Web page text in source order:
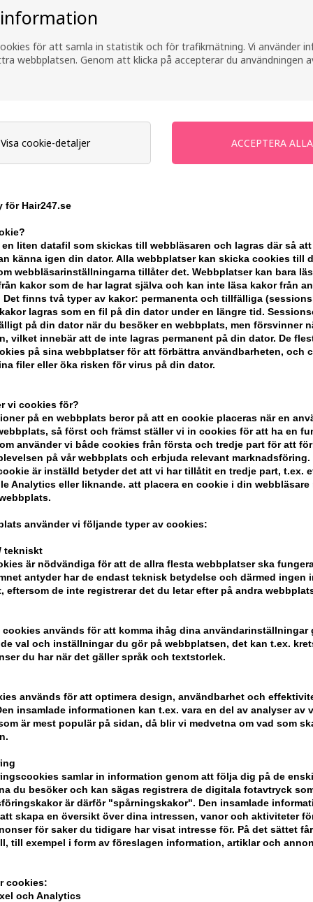
för att samla in statistik och för trafikmätning. Vi använder
webbplatsen. Genom att klicka på accepterar du användningen
Visa cookie-detaljer
för Hair247.se
en liten datafil som skickas till webbläsaren och lagras där så att
känna igen din dator. Alla webbplatser kan skicka cookies till
webbläsarinställningarna tillåter det. Webbplatser kan bara
kakor som de har lagrat själva och kan inte läsa kakor från
Det finns två typer av kakor: permanenta och tillfälliga
lagras som en fil på din dator under en längre tid.
på din dator när du besöker en webbplats, men försvinner
vilket innebär att de inte lagras permanent på din dator. De
på sina webbplatser för att förbättra användbarheten, och
filer eller öka risken för virus på din dator.
vi cookies för?
på en webbplats beror på att en cookie placeras när en
så först och främst ställer vi in ​​cookies för att ha en
använder vi både cookies från första och tredje part för att
på vår webbplats och erbjuda relevant marknadsföring.
är inställd betyder det att vi har tillåtit en tredje part, t.ex.
Analytics eller liknande. att placera en cookie i din webbläsare
använder vi följande typer av cookies:
tekniskt
är nödvändiga för att de allra flesta webbplatser ska
antyder har de endast teknisk betydelse och därmed ingen
eftersom de inte registrerar det du letar efter på andra
används för att komma ihåg dina användarinställningar
val och inställningar du gör på webbplatsen, det kan t.ex.
du har när det gäller språk och textstorlek.
används för att optimera design, användbarhet och
insamlade informationen kan t.ex. vara en del av analyser av
är mest populär på sidan, då blir vi medvetna om vad som
samlar in information genom att följa dig på de
du besöker och kan sägas registrera de digitala fotavtryck
är därför "spårningskakor". Den insamlade
skapa en översikt över dina intressen, vanor och aktiviteter
för saker du tidigare har visat intresse för. På det sättet
till exempel i form av föreslagen information, artiklar och
cookies:
och Analytics
286,00
SEK
589,00
Vie for
Parfum
Hugo BOSS Orange Eau de
Hugo
Scent Eau
Her Eau de Parfum 30ml
707,00 SEK
Men
688,00